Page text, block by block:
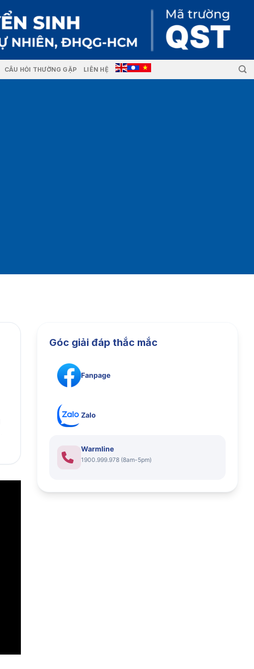
CÂU HỎI THƯỜNG GẶP LIÊN HỆ
Góc giải đáp thắc mắc
Fanpage
Zalo
Warmline
1900.999.978 (8am-5pm)